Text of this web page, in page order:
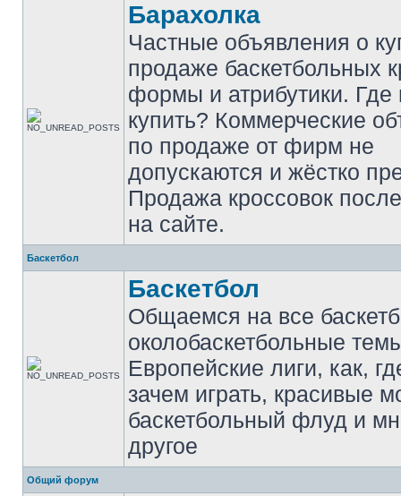
Барахолка
Частные объявления о
продаже баскетбольных
формы и атрибутики. Где
купить? Коммерческие
по продаже от фирм не
допускаются и жёстко
Продажа кроссовок
на сайте.
Баскетбол
Баскетбол
Общаемся на все
околобаскетбольные
Европейские лиги, как,
зачем играть, красивые
баскетбольный флуд и
другое
Общий форум